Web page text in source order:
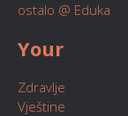
ostalo @ Eduka
Your
Zdravlje
Vještine